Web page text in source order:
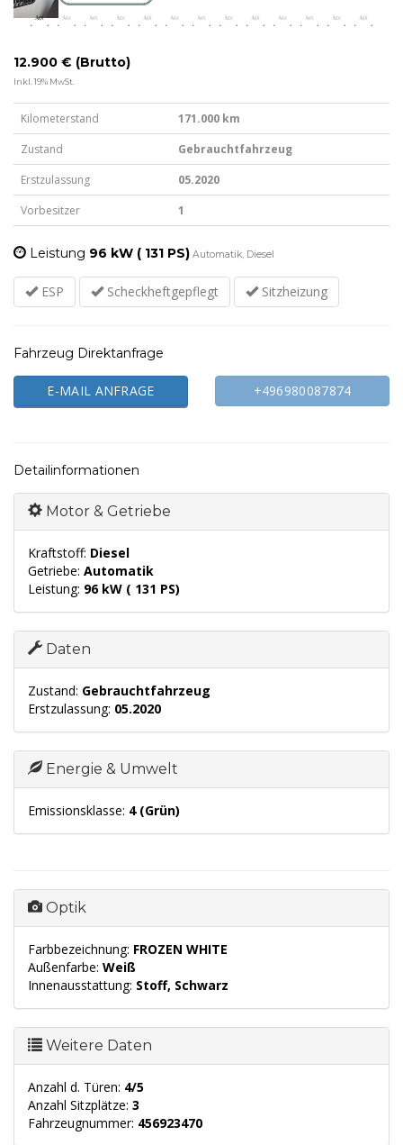
12.900 € (Brutto)
Inkl. 19% MwSt.
Kilometerstand
171.000 km
Zustand
Gebrauchtfahrzeug
Erstzulassung
05.2020
Vorbesitzer
1
Leistung 96 kW ( 131 PS) Automatik, Diesel
ESP Scheckheftgepflegt Sitzheizung
Fahrzeug Direktanfrage
E-MAIL ANFRAGE +496980087874
Detailinformationen
Motor & Getriebe
Kraftstoff: Diesel
Getriebe: Automatik
Leistung: 96 kW ( 131 PS)
Daten
Zustand: Gebrauchtfahrzeug
Erstzulassung: 05.2020
Energie & Umwelt
Emissionsklasse: 4 (Grün)
Optik
Farbbezeichnung: FROZEN WHITE
Außenfarbe: Weiß
Innenausstattung: Stoff, Schwarz
Weitere Daten
Anzahl d. Türen: 4/5
Anzahl Sitzplätze: 3
Fahrzeugnummer: 456923470